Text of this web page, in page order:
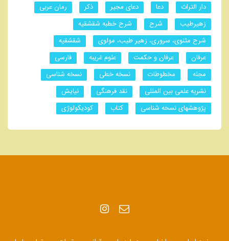
دار التراث
دعا دعای مجیر ذکر
رمان عربی
زهیرطیب
شرح
شرح خطبه شقشقیه
شرح مثنوی، سروری، زهیر طیب، مولوی
شقشقیه
عرفان
عرفان و حکمت علوم غریبه
فارسی
مجله
مخطوطات نسخه خطی
نسخه شناسی
نشریه علمی بین المللی
نقد فرهنگی
نیایش
پژوهشهای نسخه شناسی
کتاب کودیکولوژی